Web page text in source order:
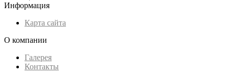
Информация
Карта сайта
О компании
Галерея
Контакты